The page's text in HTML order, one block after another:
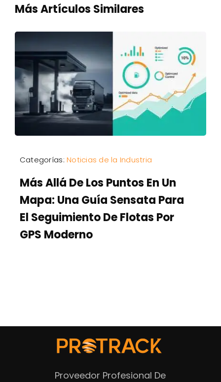
Más Artículos Similares
Categorías:Noticias de la Industria
Más Allá De Los Puntos En Un
Mapa: Una Guía Sensata Para
El Seguimiento De Flotas Por
GPS Moderno
Proveedor Profesional De